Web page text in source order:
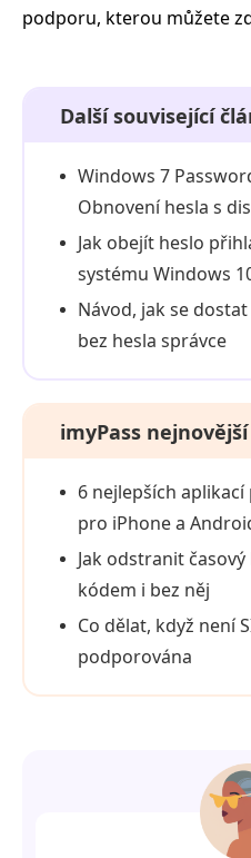
podporu, kterou můžete
Další související
Windows 7
Obnovení hesla s
Jak obejít heslo
systému Windows
Návod, jak se
bez hesla správce
imyPass nejnovější
6 nejlepších aplikací
pro iPhone a
Jak odstranit
kódem i bez něj
Co dělat, když není
podporována